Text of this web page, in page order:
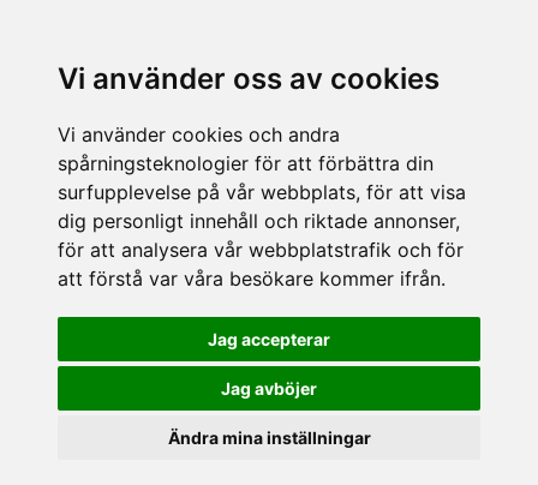
Vi använder oss av cookies
Vi använder cookies och andra
spårningsteknologier för att förbättra din
surfupplevelse på vår webbplats, för att visa
dig personligt innehåll och riktade annonser,
för att analysera vår webbplatstrafik och för
att förstå var våra besökare kommer ifrån.
Jag accepterar
Jag avböjer
Ändra mina inställningar